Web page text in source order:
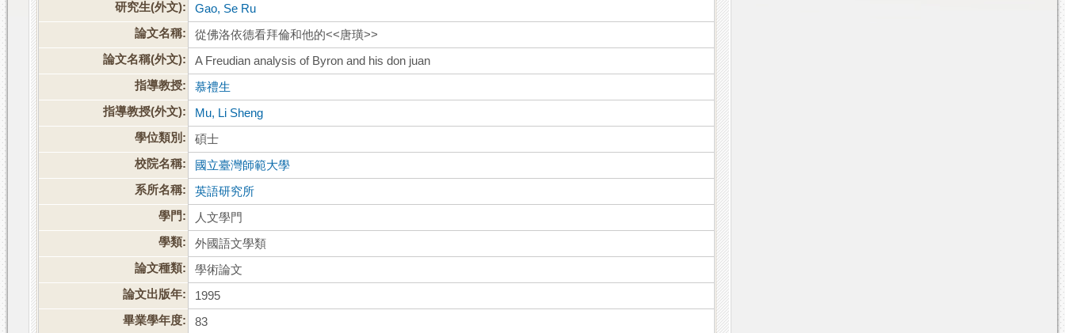
研究生(外文):
Gao, Se Ru
論文名稱:
從佛洛依德看拜倫和他的<<唐璜>>
論文名稱(外文):
A Freudian analysis of Byron and his don juan
指導教授:
慕禮生
指導教授(外文):
Mu, Li Sheng
學位類別:
碩士
校院名稱:
國立臺灣師範大學
系所名稱:
英語研究所
學門:
人文學門
學類:
外國語文學類
論文種類:
學術論文
論文出版年:
1995
畢業學年度:
83